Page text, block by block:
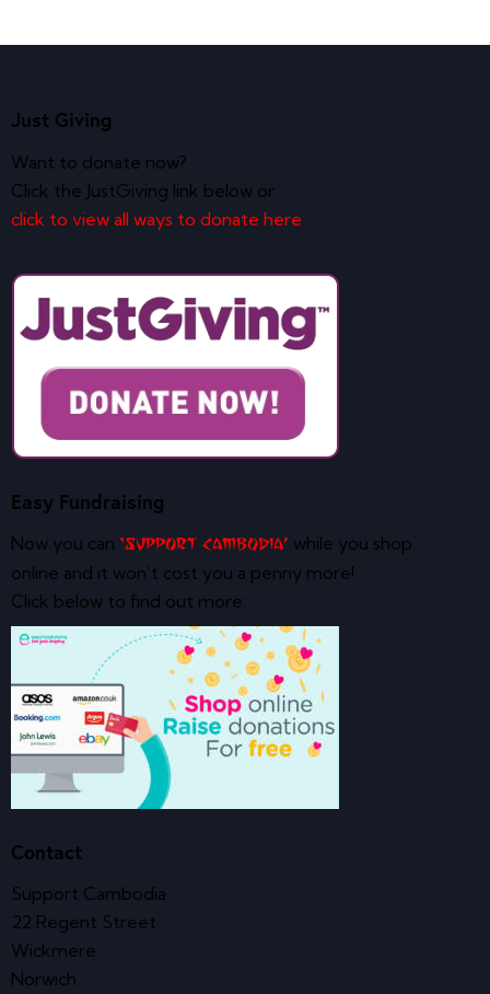
Just Giving
Want to donate now?
Click the JustGiving link below or
click to view all ways to donate here
Easy Fundraising
Now you can ‘Support Cambodia’ while you shop
online and it won’t cost you a penny more!
Click below to find out more:
Contact
Support Cambodia
22 Regent Street
Wickmere
Norwich